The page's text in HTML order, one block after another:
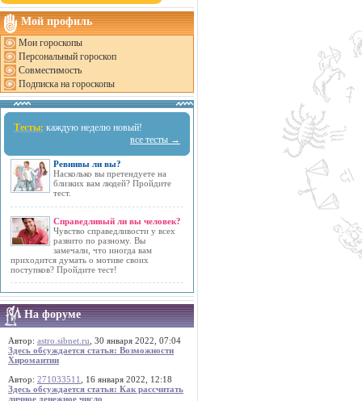
Мой профиль
Мои гороскопы
Персональный гороскоп
Совместимость
Подписка на гороскопы
Тесты: каждую неделю новый!
все тесты →
Ревнивы ли вы?
Насколько вы претендуете на
близких вам людей? Пройдите
тест.
Справедливый ли вы человек?
Чувство справедливости у всех
развито по разному. Вы
замечали, что иногда вам
приходится думать о мотиве своих
поступков? Пройдите тест!
На форуме
Автор: astro.sibnet.ru , 30 января 2022, 07:04
Здесь обсуждается статья: Возможности
Хиромантии
Автор: 271033511
, 16 января 2022, 12:18
Здесь обсуждается статья: Как рассчитать
личное денежное число